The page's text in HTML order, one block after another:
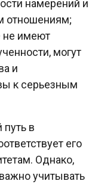
намерений и
отношениям;
не имеют
могут
и
к серьезным
в
его
Однако,
учитывать